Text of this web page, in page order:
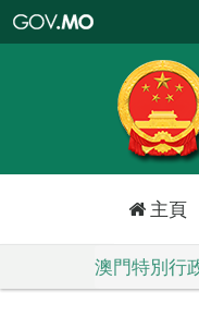
特
政
區
政
口
主頁
澳門特別行